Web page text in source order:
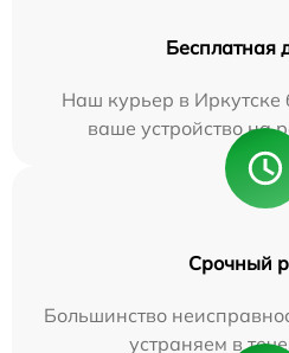
Бесплатная
Наш курьер в Иркутске
ваше устройство на
Срочный
Большинство
устраняем в